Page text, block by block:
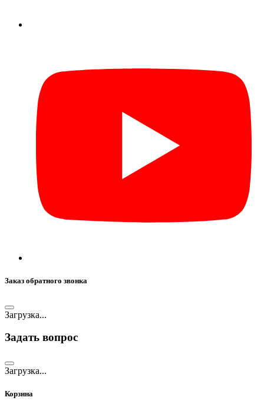
Заказ обратного звонка
Загрузка...
Задать вопрос
Загрузка...
Корзина